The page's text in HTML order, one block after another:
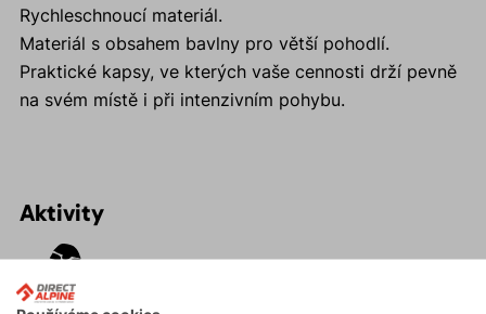
Rychleschnoucí materiál.
Materiál s obsahem bavlny pro větší pohodlí.
Praktické kapsy, ve kterých vaše cennosti drží pevně
na svém místě i při intenzivním pohybu.
Aktivity